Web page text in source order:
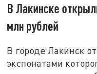
В Лакинске
млн рублей
В городе Лакинск
экспонатами